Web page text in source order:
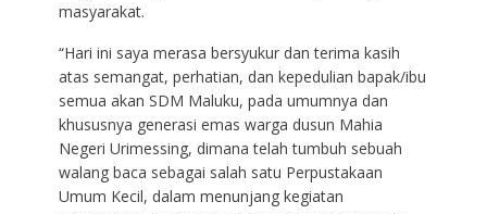
masyarakat.
“Hari ini saya merasa bersyukur dan terima kasih
atas semangat, perhatian, dan kepedulian bapak/ibu
semua akan SDM Maluku, pada umumnya dan
khususnya generasi emas warga dusun Mahia
Negeri Urimessing, dimana telah tumbuh sebuah
walang baca sebagai salah satu Perpustakaan
Umum Kecil, dalam menunjang kegiatan